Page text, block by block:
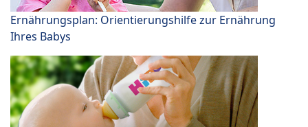
Ernährungsplan: Orientierungshilfe zur Ernährung
Ihres Babys